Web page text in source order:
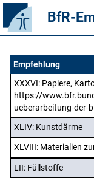
BfR-
Empfehlung
XXXVI: Papiere,
https://
ueberarbeitung-der-
XLIV: Kunstdärme
XLVIII: Materialien
LII: Füllstoffe